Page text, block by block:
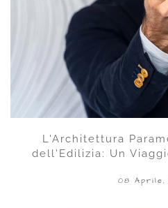
L'Architettura
dell'Edilizia: Un
08 Aprile,